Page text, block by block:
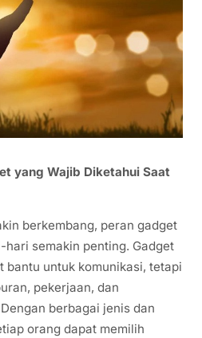
yang Wajib Diketahui Saat
berkembang, peran gadget
semakin penting. Gadget
bantu untuk komunikasi, tetapi
pekerjaan, dan
berbagai jenis dan
orang dapat memilih